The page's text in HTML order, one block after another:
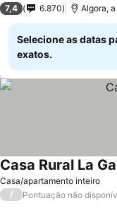
7,4
6.870 Algora,
Selecione as datas
exatos.
Casa/apartamento inteiro
Casa Rural La
/ Pontuação não